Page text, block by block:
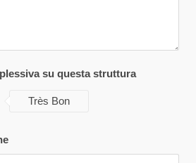
su questa struttura
Très Bon